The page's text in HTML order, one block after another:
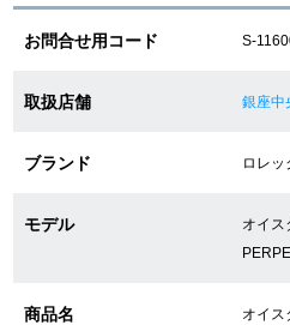
ショッピングローンの流れ
ショップ
お問合せ用コード S-
取扱店舗 銀座中
ブランド ロレッ
モデル
オイス
商品名 オイス